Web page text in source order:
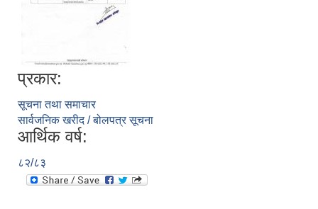
प्रकार:
सूचना तथा समाचार
सार्वजनिक खरीद / बोलपत्र सूचना
आर्थिक वर्ष:
८२/८३